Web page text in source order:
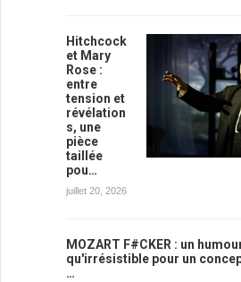
Hitchcock
et Mary
Rose :
entre
tension et
révélation
s, une
pièce
taillée
pou…
juillet 20, 2026
MOZART F#CKER : un
qu'irrésistible pour un
…